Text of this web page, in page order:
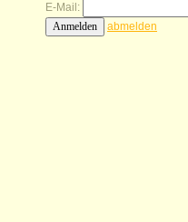
E-Mail:
abmelden